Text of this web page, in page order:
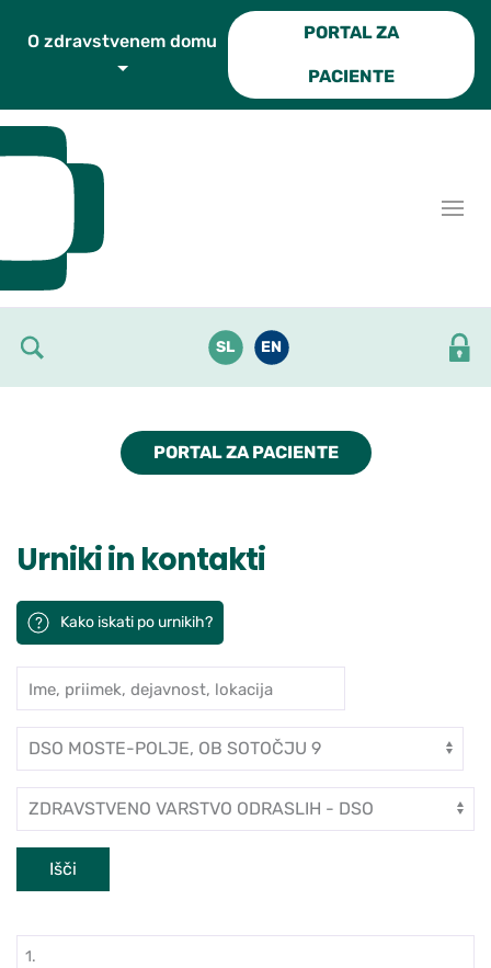
PORTAL ZA
PACIENTE
SL EN
PORTAL ZA PACIENTE
Urniki in kontakti
Kako iskati po urnikih?
Iskanje po ambulantah in
Ime, priimek, dejavnost, lokacija
Enota
Dejavnost
Išči
1.